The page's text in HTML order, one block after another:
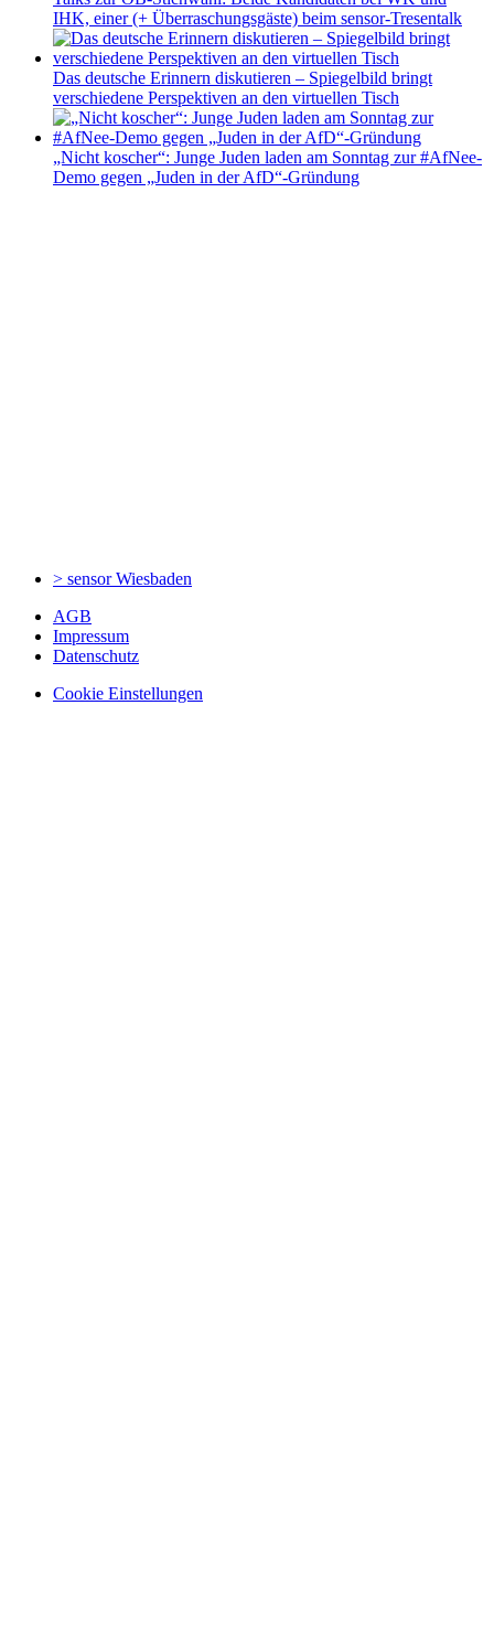
IHK, einer (+ Überraschungsgäste) beim sensor-Tresentalk
Das deutsche Erinnern diskutieren – Spiegelbild bringt
verschiedene Perspektiven an den virtuellen Tisch
„Nicht koscher“: Junge Juden laden am Sonntag zur #AfNee-
Demo gegen „Juden in der AfD“-Gründung
> sensorWiesbaden
AGB
Impressum
Datenschutz
Cookie Einstellungen